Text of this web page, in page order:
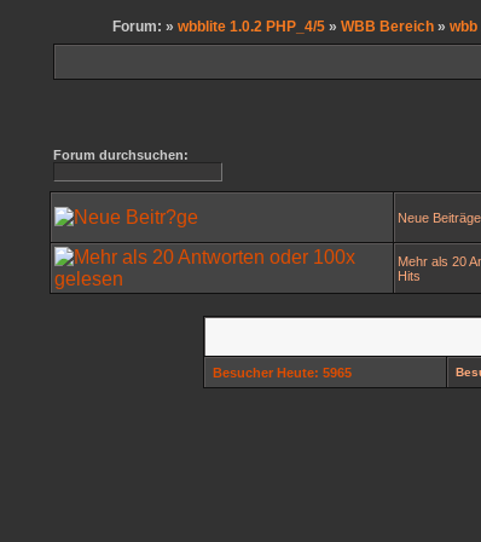
Forum: » wbblite 1.0.2 PHP_4/5 » WBB Bereich »
Forum durchsuchen:
Neue Beiträge
Mehr als 20
Hits
Besucher Heute: 5965